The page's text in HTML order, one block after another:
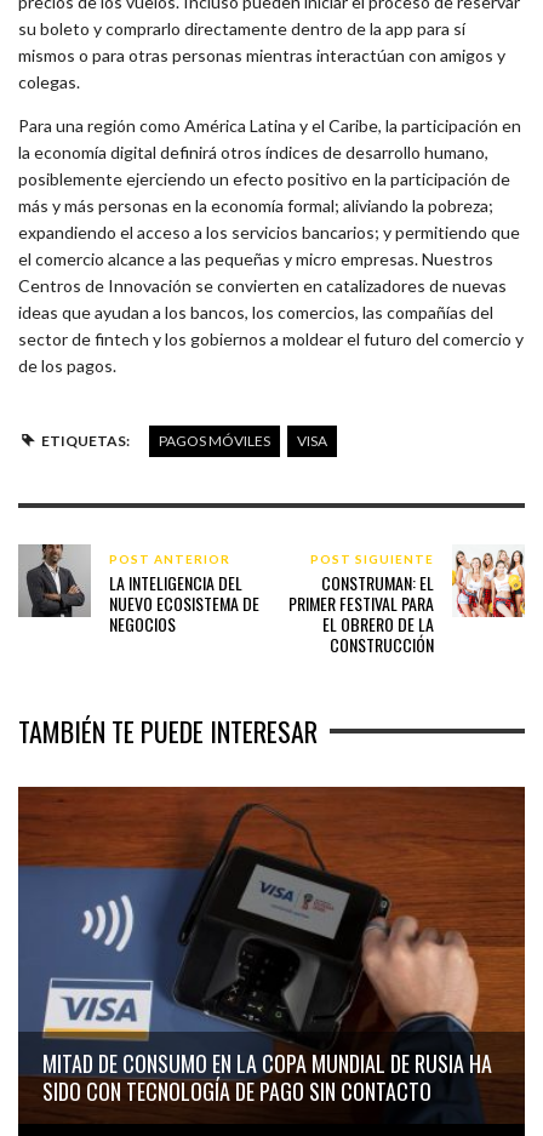
su boleto y comprarlo directamente dentro de la app para sí
mismos o para otras personas mientras interactúan con amigos y
colegas.
Para una región como América Latina y el Caribe, la participación en
la economía digital definirá otros índices de desarrollo humano,
posiblemente ejerciendo un efecto positivo en la participación de
más y más personas en la economía formal; aliviando la pobreza;
expandiendo el acceso a los servicios bancarios; y permitiendo que
el comercio alcance a las pequeñas y micro empresas. Nuestros
Centros de Innovación se convierten en catalizadores de nuevas
ideas que ayudan a los bancos, los comercios, las compañías del
sector de fintech y los gobiernos a moldear el futuro del comercio y
de los pagos.
ETIQUETAS: PAGOS MÓVILES VISA
POST ANTERIOR
LA INTELIGENCIA DEL
NUEVO ECOSISTEMA DE
NEGOCIOS
POST SIGUIENTE
CONSTRUMAN: EL
PRIMER FESTIVAL PARA
EL OBRERO DE LA
CONSTRUCCIÓN
TAMBIÉN TE PUEDE INTERESAR
MITAD DE CONSUMO EN LA COPA MUNDIAL DE RUSIA HA
SIDO CON TECNOLOGÍA DE PAGO SIN CONTACTO